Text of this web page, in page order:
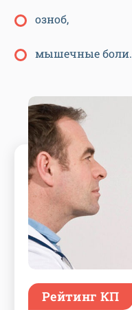
озноб,
мышечные боли.
Рейтинг КП